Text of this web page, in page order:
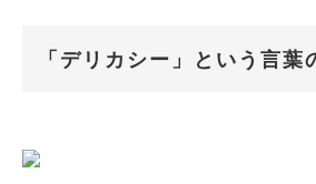
「デリカシー」という言葉